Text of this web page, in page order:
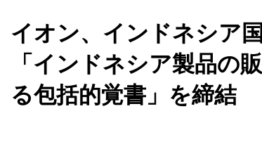
イオン、インドネシア
「インドネシア製品の
る包括的覚書」を締結